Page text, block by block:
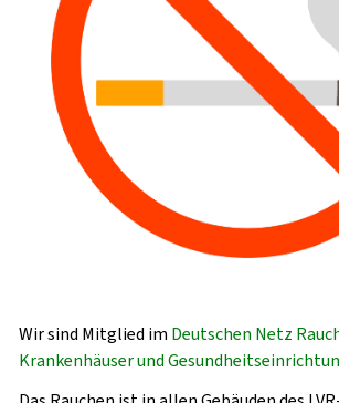
Wir sind Mitglied im Deutschen Netz
Krankenhäuser und